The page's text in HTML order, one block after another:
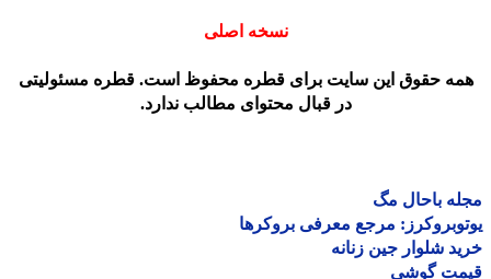
نسخه اصلی
حقوق این سایت برای قطره محفوظ است. قطره مسئولیتی
در قبال محتوای مطالب ندارد.
باحال مگ
مرجع معرفی بروکرها
شلوار جین زنانه
گوشی